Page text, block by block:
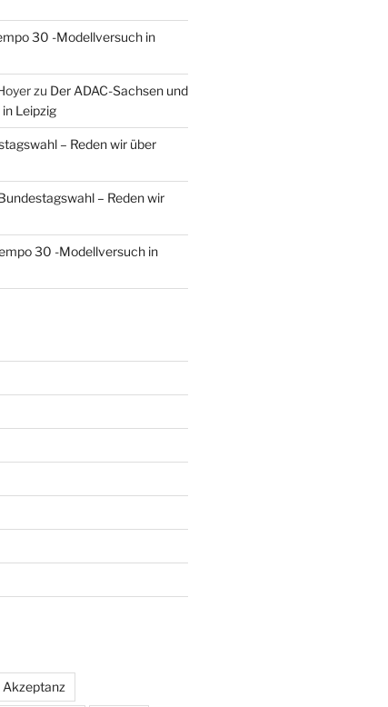
30 -Modellversuch in
zu Der ADAC-Sachsen und
Leipzig
– Reden wir über
– Reden wir
30 -Modellversuch in
Akzeptanz